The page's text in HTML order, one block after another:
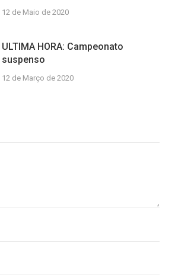
12 de Maio de 2020
ULTIMA HORA: Campeonato
suspenso
12 de Março de 2020